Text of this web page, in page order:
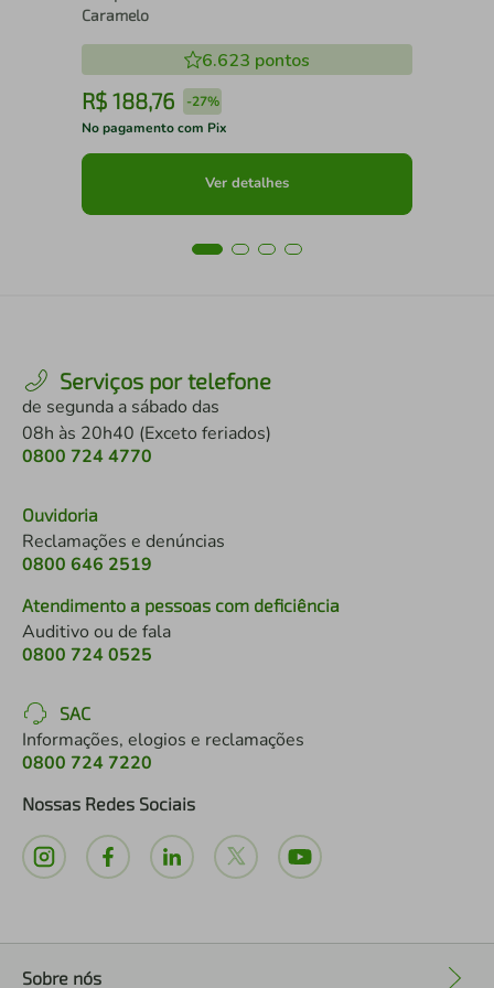
Caramelo
6.623 pontos
R$ 188,76 -27%
No pagamento com Pix
Ver detalhes
Serviços por telefone
de segunda a sábado das
08h às 20h40 (Exceto feriados)
0800 724 4770
Ouvidoria
Reclamações e denúncias
0800 646 2519
Atendimento a pessoas com deficiência
Auditivo ou de fala
0800 724 0525
SAC
Informações, elogios e reclamações
0800 724 7220
Nossas Redes Sociais
Sobre nós